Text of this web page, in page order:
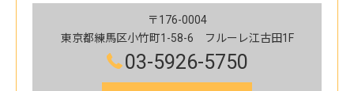
〒176-0004
東京都練馬区小竹町1-58-6 フルーレ江古田1F
03-5926-5750